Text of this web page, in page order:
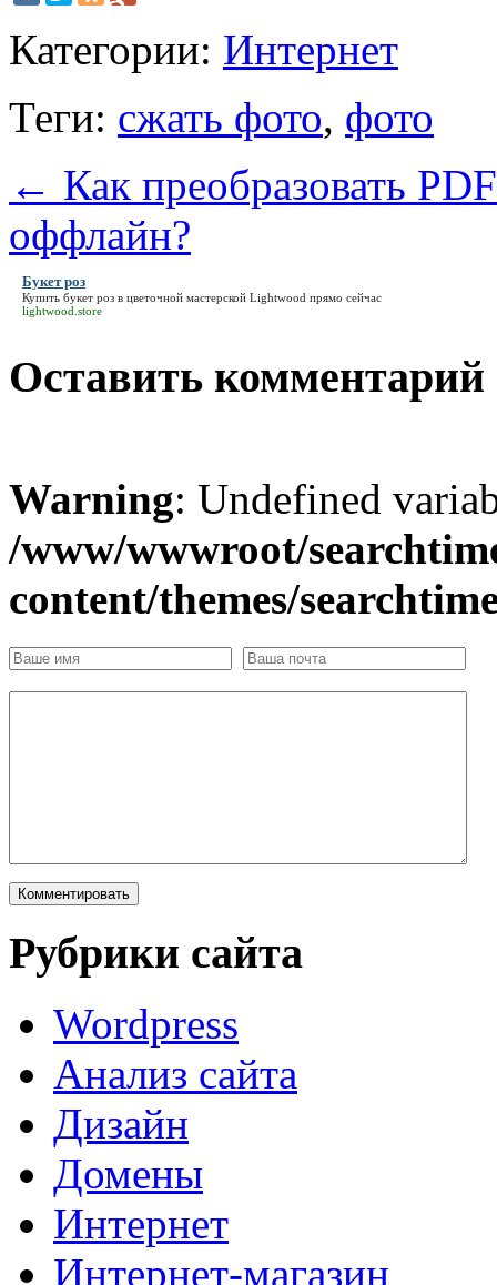
Категории: Интернет
Теги: сжать фото, фото
← Как преобразовать
оффлайн?
Букет роз
Купить букет роз в цветочной мастерской Lightwood прямо сейчас
lightwood.store
Оставить комментарий
Warning: Undefined
/www/wwwroot/
content/themes/
Рубрики сайта
Wordpress
Анализ сайта
Дизайн
Домены
Интернет
Интернет-магазин